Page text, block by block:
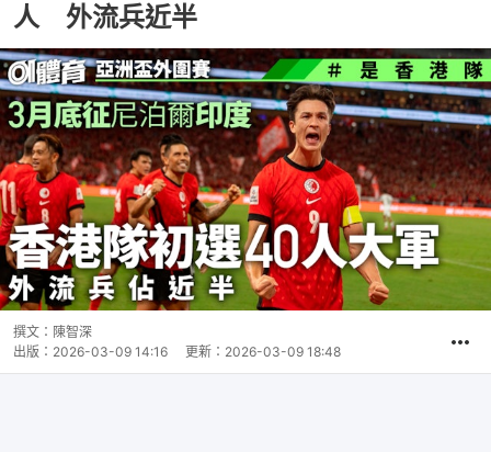
人 外流兵近半
撰文： 陳智深
出版： 2026-03-09 14:16 更新： 2026-03-09 18:48